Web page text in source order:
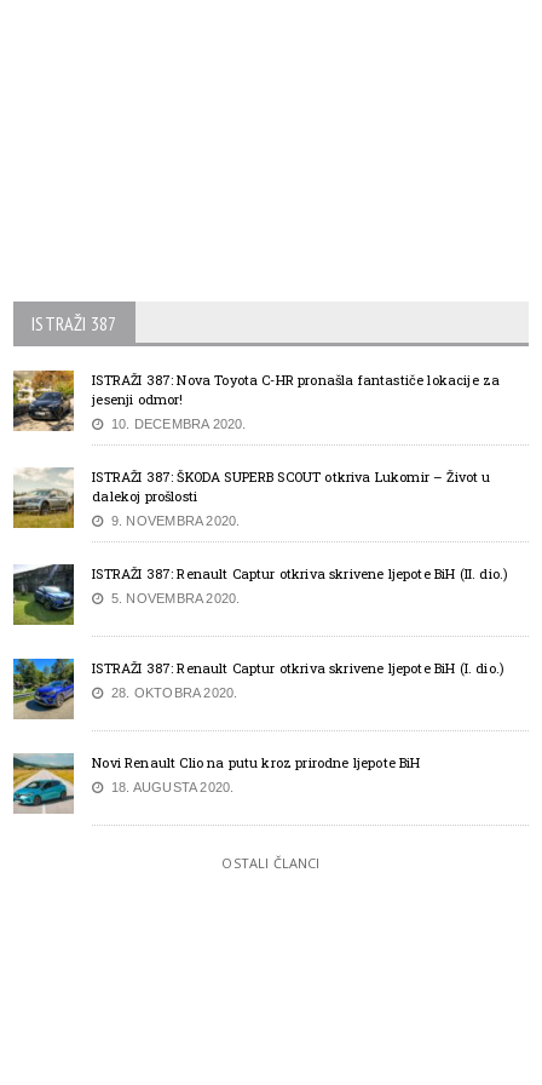
ISTRAŽI 387
ISTRAŽI 387: Nova Toyota C-HR pronašla fantastiče lokacije za
jesenji odmor!
10. DECEMBRA 2020.
ISTRAŽI 387: ŠKODA SUPERB SCOUT otkriva Lukomir – Život u
dalekoj prošlosti
9. NOVEMBRA 2020.
ISTRAŽI 387: Renault Captur otkriva skrivene ljepote BiH (II. dio.)
5. NOVEMBRA 2020.
ISTRAŽI 387: Renault Captur otkriva skrivene ljepote BiH (I. dio.)
28. OKTOBRA 2020.
Novi Renault Clio na putu kroz prirodne ljepote BiH
18. AUGUSTA 2020.
OSTALI ČLANCI